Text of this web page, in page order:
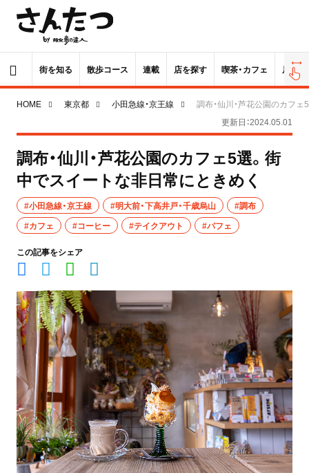
街を知る 散歩コース 連載 店を探す 喫茶・カフェ 居酒屋
HOME 東京都 小田急線・京王線
調布・仙川・芦花公園のカフ
更新日：2024.05.01
調布・仙川・芦花公園のカフェ5選。街
中でスイートな非日常にときめく
#小田急線・京王線 #明大前・下高井戸・千歳烏山
#調布
#カフェ
#コーヒー #テイクアウト #パフェ
この記事をシェア